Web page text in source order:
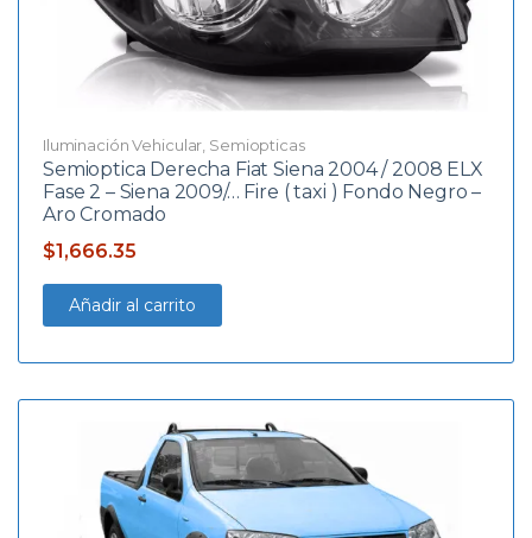
Iluminación Vehicular Semiopticas
Semioptica Derecha Fiat Siena 2004 / 2008 ELX
Fase 2 – Siena 2009/… Fire ( taxi ) Fondo Negro –
Aro Cromado
$1,666.35
Añadir al carrito